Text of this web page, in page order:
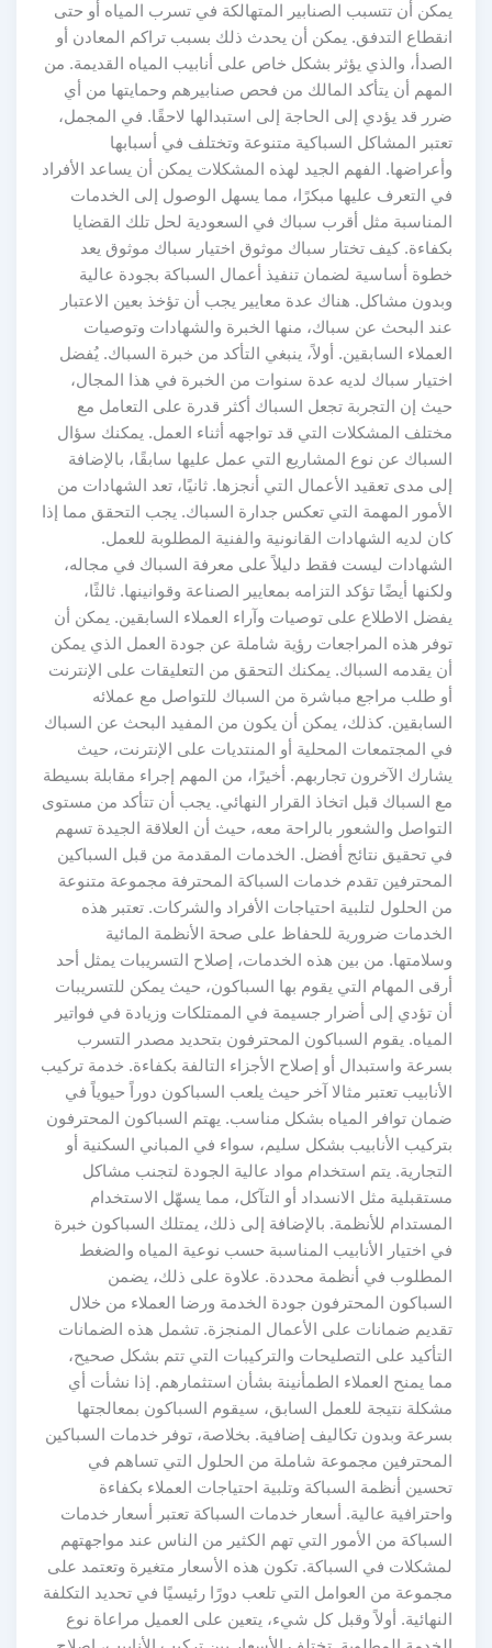
يمكن أن تتسبب الصنابير المتهالكة في تسرب المياه أو حتى
انقطاع التدفق. يمكن أن يحدث ذلك بسبب تراكم المعادن أو
الصدأ، والذي يؤثر بشكل خاص على أنابيب المياه القديمة. من
المهم أن يتأكد المالك من فحص صنابيرهم وحمايتها من أي
ضرر قد يؤدي إلى الحاجة إلى استبدالها لاحقًا. في المجمل،
تعتبر المشاكل السباكية متنوعة وتختلف في أسبابها
وأعراضها. الفهم الجيد لهذه المشكلات يمكن أن يساعد الأفراد
في التعرف عليها مبكرًا، مما يسهل الوصول إلى الخدمات
المناسبة مثل أقرب سباك في السعودية لحل تلك القضايا
بكفاءة. كيف تختار سباك موثوق اختيار سباك موثوق يعد
خطوة أساسية لضمان تنفيذ أعمال السباكة بجودة عالية
وبدون مشاكل. هناك عدة معايير يجب أن تؤخذ بعين الاعتبار
عند البحث عن سباك، منها الخبرة والشهادات وتوصيات
العملاء السابقين. أولاً، ينبغي التأكد من خبرة السباك. يُفضل
اختيار سباك لديه عدة سنوات من الخبرة في هذا المجال،
حيث إن التجربة تجعل السباك أكثر قدرة على التعامل مع
مختلف المشكلات التي قد تواجهه أثناء العمل. يمكنك سؤال
السباك عن نوع المشاريع التي عمل عليها سابقًا، بالإضافة
إلى مدى تعقيد الأعمال التي أنجزها. ثانيًا، تعد الشهادات من
الأمور المهمة التي تعكس جدارة السباك. يجب التحقق مما إذا
كان لديه الشهادات القانونية والفنية المطلوبة للعمل.
الشهادات ليست فقط دليلاً على معرفة السباك في مجاله،
ولكنها أيضًا تؤكد التزامه بمعايير الصناعة وقوانينها. ثالثًا،
يفضل الاطلاع على توصيات وآراء العملاء السابقين. يمكن أن
توفر هذه المراجعات رؤية شاملة عن جودة العمل الذي يمكن
أن يقدمه السباك. يمكنك التحقق من التعليقات على الإنترنت
أو طلب مراجع مباشرة من السباك للتواصل مع عملائه
السابقين. كذلك، يمكن أن يكون من المفيد البحث عن السباك
في المجتمعات المحلية أو المنتديات على الإنترنت، حيث
يشارك الآخرون تجاربهم. أخيرًا، من المهم إجراء مقابلة بسيطة
مع السباك قبل اتخاذ القرار النهائي. يجب أن تتأكد من مستوى
التواصل والشعور بالراحة معه، حيث أن العلاقة الجيدة تسهم
في تحقيق نتائج أفضل. الخدمات المقدمة من قبل السباكين
المحترفين تقدم خدمات السباكة المحترفة مجموعة متنوعة
من الحلول لتلبية احتياجات الأفراد والشركات. تعتبر هذه
الخدمات ضرورية للحفاظ على صحة الأنظمة المائية
وسلامتها. من بين هذه الخدمات، إصلاح التسريبات يمثل أحد
أرقى المهام التي يقوم بها السباكون، حيث يمكن للتسريبات
أن تؤدي إلى أضرار جسيمة في الممتلكات وزيادة في فواتير
المياه. يقوم السباكون المحترفون بتحديد مصدر التسرب
بسرعة واستبدال أو إصلاح الأجزاء التالفة بكفاءة. خدمة تركيب
الأنابيب تعتبر مثالا آخر حيث يلعب السباكون دوراً حيوياً في
ضمان توافر المياه بشكل مناسب. يهتم السباكون المحترفون
بتركيب الأنابيب بشكل سليم، سواء في المباني السكنية أو
التجارية. يتم استخدام مواد عالية الجودة لتجنب مشاكل
مستقبلية مثل الانسداد أو التآكل، مما يسهّل الاستخدام
المستدام للأنظمة. بالإضافة إلى ذلك، يمتلك السباكون خبرة
في اختيار الأنابيب المناسبة حسب نوعية المياه والضغط
المطلوب في أنظمة محددة. علاوة على ذلك، يضمن
السباكون المحترفون جودة الخدمة ورضا العملاء من خلال
تقديم ضمانات على الأعمال المنجزة. تشمل هذه الضمانات
التأكيد على التصليحات والتركيبات التي تتم بشكل صحيح،
مما يمنح العملاء الطمأنينة بشأن استثمارهم. إذا نشأت أي
مشكلة نتيجة للعمل السابق، سيقوم السباكون بمعالجتها
بسرعة وبدون تكاليف إضافية. بخلاصة، توفر خدمات السباكين
المحترفين مجموعة شاملة من الحلول التي تساهم في
تحسين أنظمة السباكة وتلبية احتياجات العملاء بكفاءة
واحترافية عالية. أسعار خدمات السباكة تعتبر أسعار خدمات
السباكة من الأمور التي تهم الكثير من الناس عند مواجهتهم
لمشكلات في السباكة. تكون هذه الأسعار متغيرة وتعتمد على
مجموعة من العوامل التي تلعب دورًا رئيسيًا في تحديد التكلفة
النهائية. أولاً وقبل كل شيء، يتعين على العميل مراعاة نوع